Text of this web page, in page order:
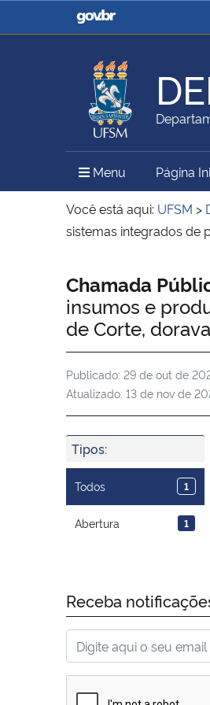
Casa Civil
Ministério da Agricultura,
Pecuária e Abastecimento
Ministério do Meio Ambiente
Menu MenuPágina
Você está aqui: UFSM >
sistemas integrados de
Início do conteúdo
Chamada
insumos e
de Corte,
Publicado: 29 de out de
Atualizado: 13 de nov de
Tipos:
Todos 1
Abertura 1
Receba